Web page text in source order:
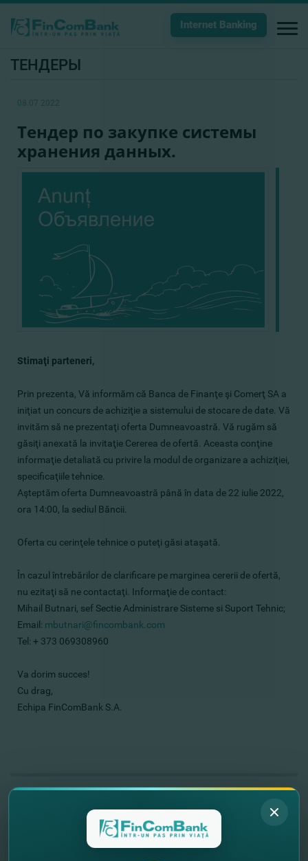
Internet Banking
ТЕНДЕРЫ
08.07.2022
Тендер по закупке системы
хранения данных.
Stimaţi parteneri,
Prin prezenta, Vă informăm că Banca de Finanţe şi Comerţ SA a
iniţiat un concurs de achiziţie a sistemului de stocare de date. Vă
invităm să ne prezentaţi oferta Dumneavoastră. Vă rugăm să
găsiţi anexată la invitaţie Cererea de ofertă. Aceasta conţine
informaţie detaliată cu privire la modul de organizare a achiziţiei,
specificaţiile tehnice.
Aşteptăm oferta Dumneavoastră până în data de 22 iulie 2022,
ora 14:00, la sediul Băncii.
Oferta cu cerinţele tehnice o puteţi găsi ataşată.
În cazul întrebărilor de clarificare pe marginea cererii de ofertă,
nu ezitaţi să ne contactaţi. Informaţie de contact:
Mihail Butnari, sef Sectie Administrare Sisteme si Suport Tehnic;
Email: mbutnari@fincombank.com
Tel: + 373 069308960
Va dorim succes!
Cu drag,
Echipa FinComBank S.A.
// Другие новости